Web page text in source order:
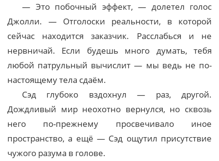
— Это побочный эффект, — долетел голос
Джолли. — Отголоски реальности, в которой
сейчас находится заказчик. Расслабься и не
нервничай. Если будешь много думать, тебя
любой патрульный вычислит — мы ведь не по-
настоящему тела сдаём.
Сэд глубоко вздохнул — раз, другой.
Дождливый мир неохотно вернулся, но сквозь
него по-прежнему просвечивало иное
пространство, а ещё — Сэд ощутил присутствие
чужого разума в голове.